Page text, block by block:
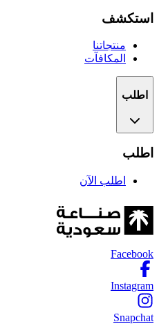
استكشف
منتجاتنا
المكافآت
اطلب
اطلب
اطلب الآن
Facebook
Instagram
Snapchat